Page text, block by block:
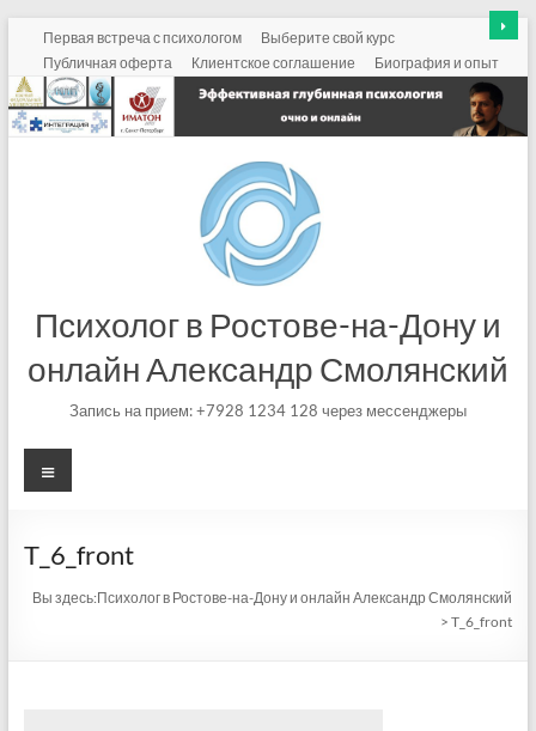
Перейти
содержимому
Первая встреча с психологом
Выберите свой курс
Публичная оферта
Клиентское соглашение Биография и опыт
Психолог в Ростове-на-Дону и
онлайн Александр Смолянский
Запись на прием: +7928 1234 128 через мессенджеры
Меню
T_6_front
Вы здесь:Психолог в Ростове-на-Дону и онлайн Александр Смолянский
>T_6_front